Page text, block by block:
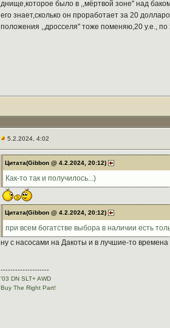
днище,которое было в ,,мёртвой зоне" над
его знает,сколько он проработает за 20
положения ,,дросселя" тоже поменяю,20 у.е., по
5.2.2024, 4:02
Цитата(Gibbon @ 4.2.2024, 20:12)
Как-то так и получилось...)
Цитата(Gibbon @ 4.2.2024, 20:12)
при всем богатстве выбора в наличии есть
ну с насосами на Дакоты и в лучшие-то
--------------------
'03 DN SLT+ AWD
Buy The Right Part!